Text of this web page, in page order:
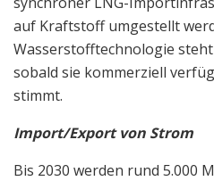
auf Kraftstoff umgestellt
Wasserstofftechnologie
sobald sie kommerziell
stimmt.
Import/Export von Strom
Bis 2030 werden rund 5.000